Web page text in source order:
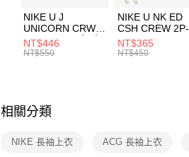
NIKE U J
UNICORN CRW
1PR -160 男女 中
統襪 FZ3393100
NT$446
NT$550
NIKE U NK ED
CSH CREW 2P-
144 EMBRDY 男
女 短統襪
NT$365
NT$450
相關分類
NIKE 長袖上衣 ACG 長袖上衣